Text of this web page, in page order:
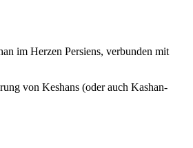
im Herzen Persiens, verbunden mit
von Keshans (oder auch Kashan-